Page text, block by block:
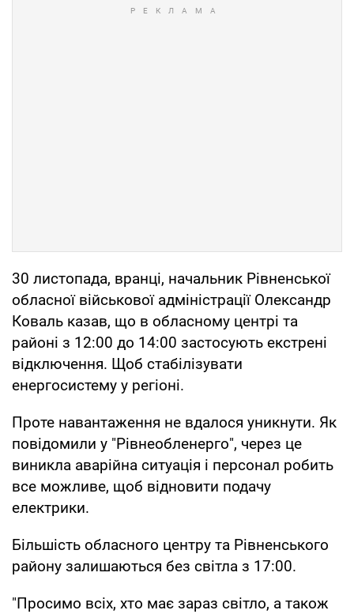
30 листопада, вранці, начальник Рівненської
обласної військової адміністрації Олександр
Коваль казав, що в обласному центрі та
районі з 12:00 до 14:00 застосують екстрені
відключення. Щоб стабілізувати
енергосистему у регіоні.
Проте навантаження не вдалося уникнути. Як
повідомили у "Рівнеобленерго", через це
виникла аварійна ситуація і персонал робить
все можливе, щоб відновити подачу
електрики.
Більшість обласного центру та Рівненського
району залишаються без світла з 17:00.
"Просимо всіх, хто має зараз світло, а також